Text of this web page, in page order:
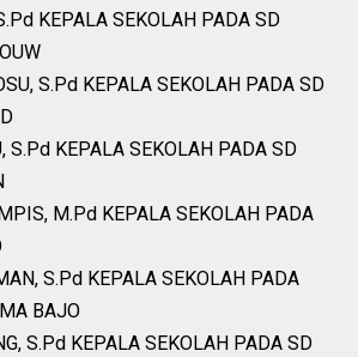
KEPALA SEKOLAH PADA SD
S.Pd KEPALA SEKOLAH PADA SD
S.Pd KEPALA SEKOLAH PADA SD
M.Pd KEPALA SEKOLAH PADA
S.Pd KEPALA SEKOLAH PADA
BAJO
S.Pd KEPALA SEKOLAH PADA SD